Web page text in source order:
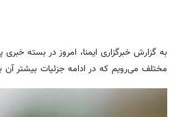
به گزارش خبرگزاری ایمنا، امروز در بسته
مختلف می‌رویم که در ادامه جزئیات بیشتر